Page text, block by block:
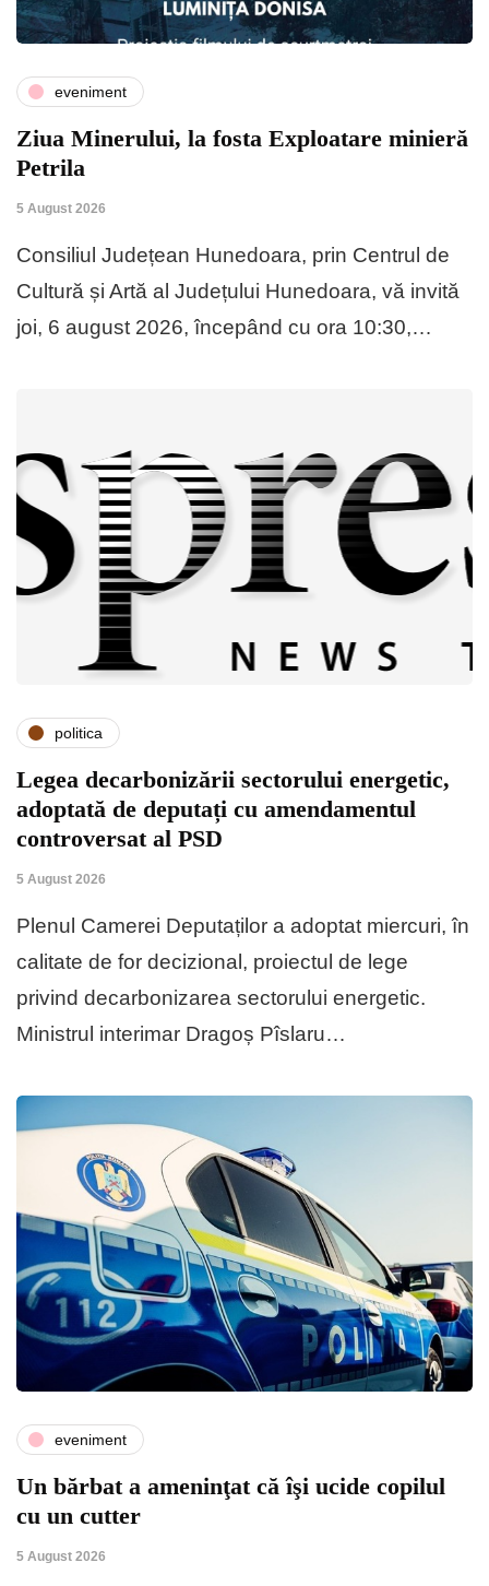
eveniment
Ziua Minerului, la fosta Exploatare minieră
Petrila
5 August 2026
Consiliul Județean Hunedoara, prin Centrul de
Cultură și Artă al Județului Hunedoara, vă invită
joi, 6 august 2026, începând cu ora 10:30,…
politica
Legea decarbonizării sectorului energetic,
adoptată de deputați cu amendamentul
controversat al PSD
5 August 2026
Plenul Camerei Deputaților a adoptat miercuri, în
calitate de for decizional, proiectul de lege
privind decarbonizarea sectorului energetic.
Ministrul interimar Dragoș Pîslaru…
eveniment
Un bărbat a ameninţat că îşi ucide copilul
cu un cutter
5 August 2026